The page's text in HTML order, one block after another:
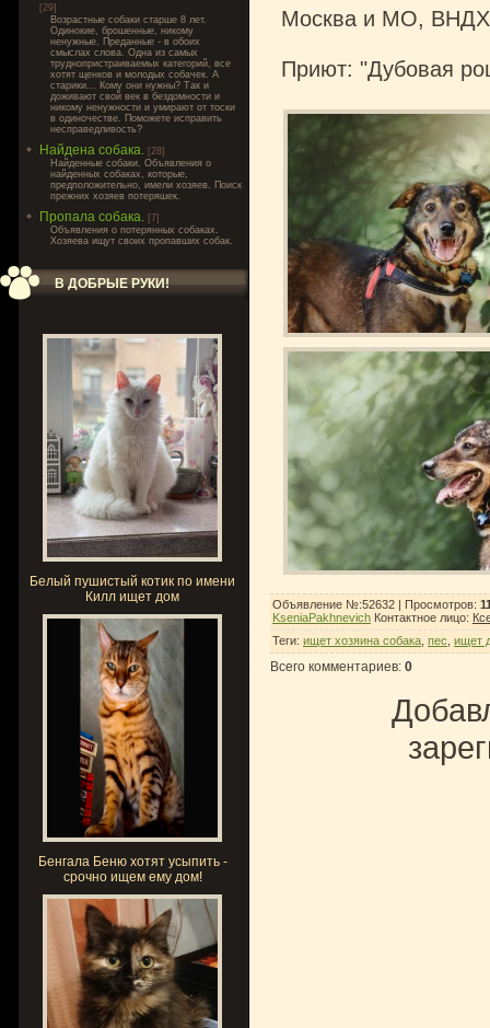
[29]
Возрастные собаки старше 8 лет.
Одинокие, брошенные, никому
ненужные. Преданные - в обоих
смыслах слова. Одна из самых
труднопристраиваемых категорий, все
хотят щенков и молодых собачек. А
старики... Кому они нужны? Так и
доживают свой век в бездомности и
никому ненужности и умирают от тоски
в одиночестве. Поможете исправить
несправедливость?
Найдена собака. [28]
Найденные собаки. Объявления о
найденных собаках, которые,
предположительно, имели хозяев. Поиск
прежних хозяев потеряшек.
Пропала собака. [7]
Объявления о потерянных собаках.
Хозяева ищут своих пропавших собак.
В ДОБРЫЕ РУКИ!
Белый пушистый котик по имени
Килл ищет дом
Бенгала Беню хотят усыпить -
срочно ищем ему дом!
Москва и МО,
Приют: "Дубовая
Объявление №:52632 | Просмотров:
KseniaPakhnevich Контактное лицо:
Теги: ищет хозяина собака пес ищет
Всего комментариев: 0